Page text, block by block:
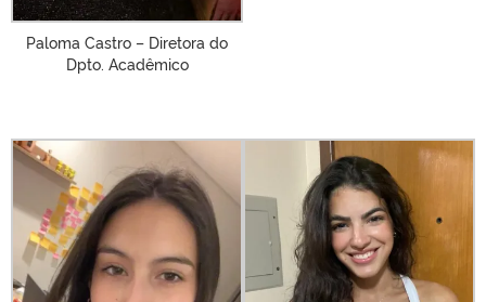
Paloma Castro – Diretora do
Dpto. Acadêmico